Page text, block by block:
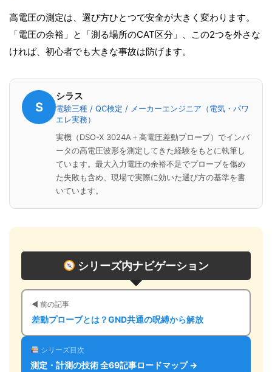
高電圧の測定は、選び方ひとつで安全が大きく変わります。
「電圧の余裕」と「測る場所のCAT区分」、この2つを外さな
ければ、初心者でも大きな事故は防げます。
S
シラス
電験三種 / QC検定 / メーカーエンジニア（電気・パワ
エレ実務）
実機（DSO-X 3024A＋高電圧差動プローブ）でインバ
ータの高電圧波形を測定してきた経験をもとに執筆し
ています。最大入力電圧の余裕不足でプローブを傷め
た失敗も含め、現場で実際に効いた選び方の基準を書
いています。
シリーズ内ナビゲーション
◀ 前の記事
差動プローブとは？GND共通の呪縛から解放
シリーズ目次
測定・計測の技術 全69記事ロードマップ →